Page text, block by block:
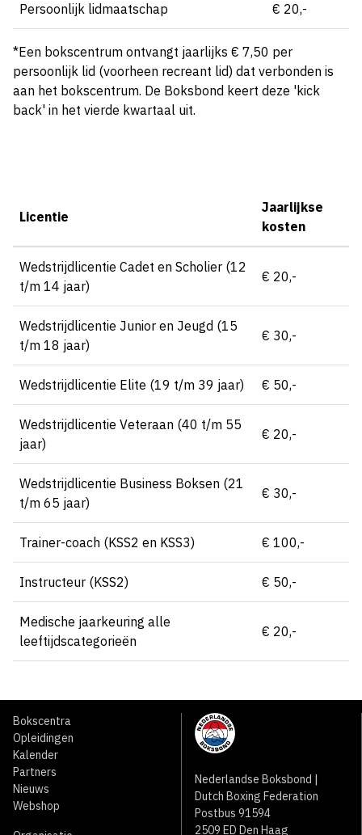
Persoonlijk lidmaatschap € 20,-
*Een bokscentrum ontvangt jaarlijks € 7,50 per
persoonlijk lid (voorheen recreant lid) dat verbonden is
aan het bokscentrum. De Boksbond keert deze 'kick
back' in het vierde kwartaal uit.
Licentie
Jaarlijkse
kosten
Wedstrijdlicentie Cadet en Scholier (12
t/m 14 jaar)
€ 20,-
Wedstrijdlicentie Junior en Jeugd (15
t/m 18 jaar)
€ 30,-
Wedstrijdlicentie Elite (19 t/m 39 jaar) € 50,-
Wedstrijdlicentie Veteraan (40 t/m 55
jaar)
€ 20,-
Wedstrijdlicentie Business Boksen (21
t/m 65 jaar)
€ 30,-
Trainer-coach (KSS2 en KSS3) € 100,-
Instructeur (KSS2) € 50,-
Medische jaarkeuring alle
leeftijdscategorieën
€ 20,-
Bokscentra
Opleidingen
Kalender
Partners
Nieuws
Webshop
Nederlandse Boksbond |
Dutch Boxing Federation
Postbus 91594
2509 ED Den Haag